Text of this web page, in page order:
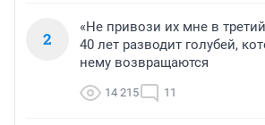
2
«Не привози их мне в
40 лет разводит голубей,
нему возвращаются
14 215 11